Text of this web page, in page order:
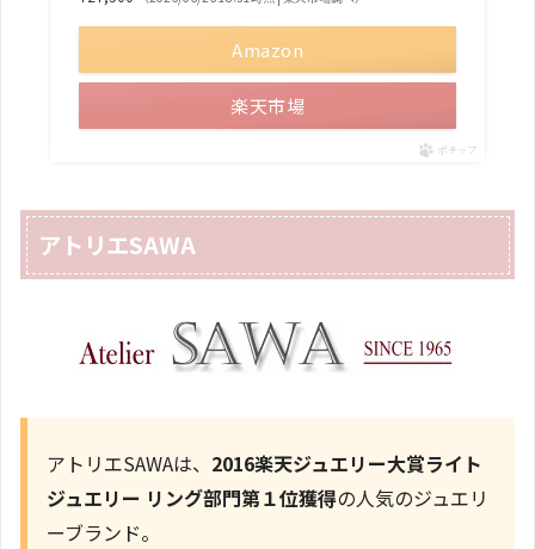
Amazon
楽天市場
ポチップ
アトリエSAWA
アトリエSAWAは、 2016楽天ジュエリー大賞ライト
ジュエリー リング部門第１位獲得の人気のジュエリ
ーブランド。